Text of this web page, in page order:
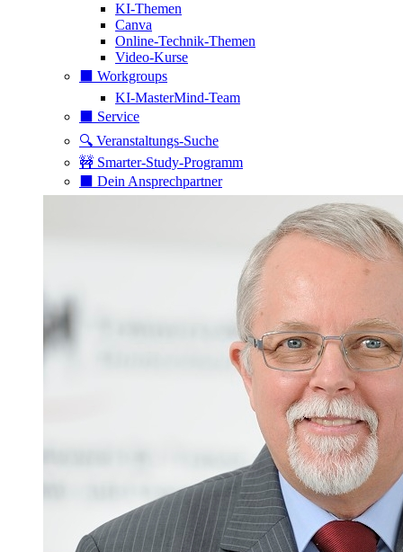
KI-Themen
Canva
Online-Technik-Themen
Video-Kurse
⬛️ Workgroups
KI-MasterMind-Team
⬛️ Service
🔍 Veranstaltungs-Suche
🚧 Smarter-Study-Programm
⬛️ Dein Ansprechpartner